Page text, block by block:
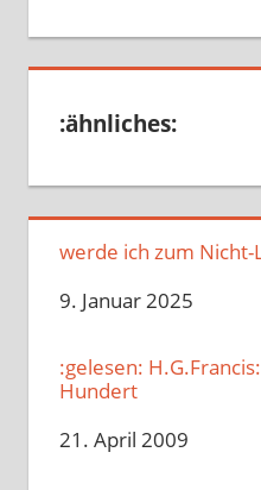
:ähnliches:
werde ich zum Nicht-
Datum
9. Januar 2025
:gelesen:
Hundert
Datum
21. April 2009